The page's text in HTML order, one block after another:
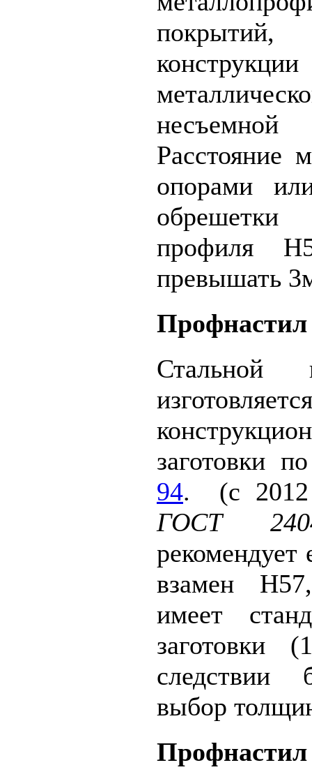
Расстояние
опорами
обрешетки
профиля
превышать
Стальной
заготовки
94. (с 2012
ГОСТ
рекомендует
взамен
имеет
следствии
выбор